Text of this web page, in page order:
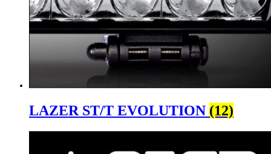
LAZER ST/T EVOLUTION (12)